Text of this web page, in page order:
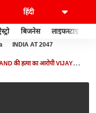
बिजनेस लाइफस्टाइल
INDIA AT 2047
की हत्या का आरोपी VIJAY